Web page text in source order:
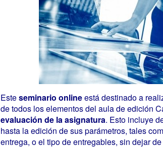
Esteseminario onlineestá destinado a
de todos los elementos del aula de edición
evaluación de la asignatura. Esto incluye
hasta la edición de sus parámetros, tales
entrega, o el tipo de entregables, sin dejar